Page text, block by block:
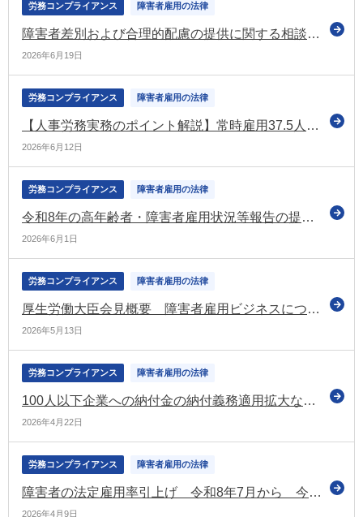
労務コンプライアンス 障害者雇用の法律
障害者差別および合理的配慮の提供に関する相談件数 令和7年度は631件で前年度に比べて44.1％増加（厚労省）
2026年6月19日
労務コンプライアンス 障害者雇用の法律
【人事労務実務のポイント解説】常時雇用37.5人以上の企業必読｜障害者雇用率2.7%引き上げで何が変わる？ ～基礎知識から雇用状況報告・指導対策まで～
2026年6月12日
労務コンプライアンス 障害者雇用の法律
令和8年の高年齢者・障害者雇用状況等報告の提出についてお知らせ（厚労省）
2026年6月1日
労務コンプライアンス 障害者雇用の法律
厚生労働大臣会見概要 障害者雇用ビジネスについて質疑応答 大臣が企業側の雇用責任の希薄化を指摘（令和8年5月12日）
2026年5月13日
労務コンプライアンス 障害者雇用の法律
100人以下企業への納付金の納付義務適用拡大などを盛り込んだ報告書に沿った議論をスタート（労政審の障害者雇用分科会）
2026年4月22日
労務コンプライアンス 障害者雇用の法律
障害者の法定雇用率引上げ 令和8年7月から 今一度ご確認を
2026年4月9日